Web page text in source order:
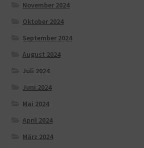
November 2024
Oktober 2024
September 2024
August 2024
Juli 2024
Juni 2024
Mai 2024
April 2024
März 2024